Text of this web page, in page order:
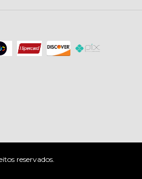
reservados.